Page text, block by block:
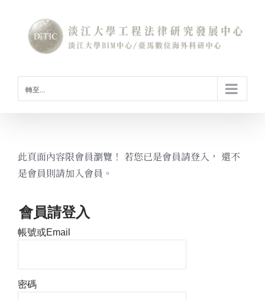
content
轉至...
此頁面內容限會員瀏覽！ 若您已是會員請登入， 還不
是會員則請加入會員。
會員請登入
帳號或Email
密碼